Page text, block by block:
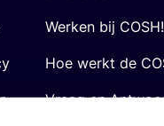
Werken bij COSH!
Hoe werkt de
Vraag en